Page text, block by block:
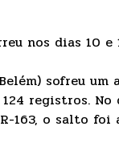
nos dias 10
sofreu um
registros. No
o salto foi